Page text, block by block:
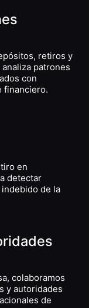
retiros y
patrones
con
financiero.
en
detectar
de la
colaboramos
y autoridades
de